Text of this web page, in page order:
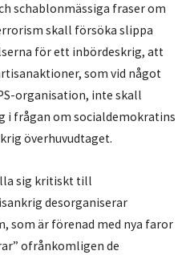
schablonmässiga fraser om
skall försöka slippa
för ett inbördeskrig, att
som vid något
organisation, inte skall
i frågan om socialdemokratins
överhuvudtaget.
sig kritiskt till
desorganiserar
som är förenad med nya faror
ofrånkomligen de